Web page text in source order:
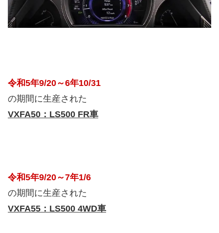
令和5年9/20～6年10/31
の期間に生産された
VXFA50：LS500 FR車
令和5年9/20～7年1/6
の期間に生産された
VXFA55：LS500 4WD車